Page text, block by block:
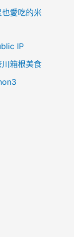
愛吃的米
IP
箱根美食